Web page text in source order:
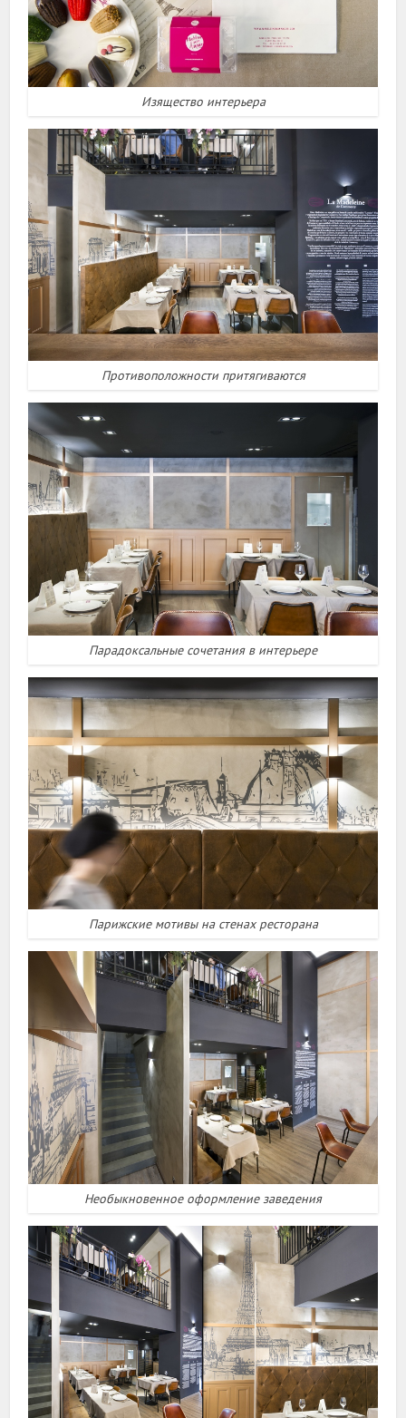
Изящество интерьера
Противоположности притягиваются
Парадоксальные сочетания в интерьере
Парижские мотивы на стенах ресторана
Необыкновенное оформление заведения